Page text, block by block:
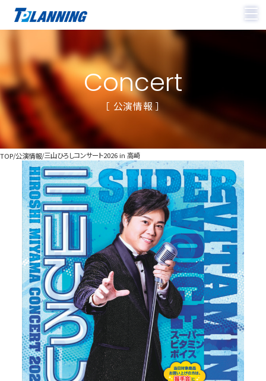
Concert
［ 公演情報 ］
TOP 公演情報 三山ひろしコンサート2026 in 高崎